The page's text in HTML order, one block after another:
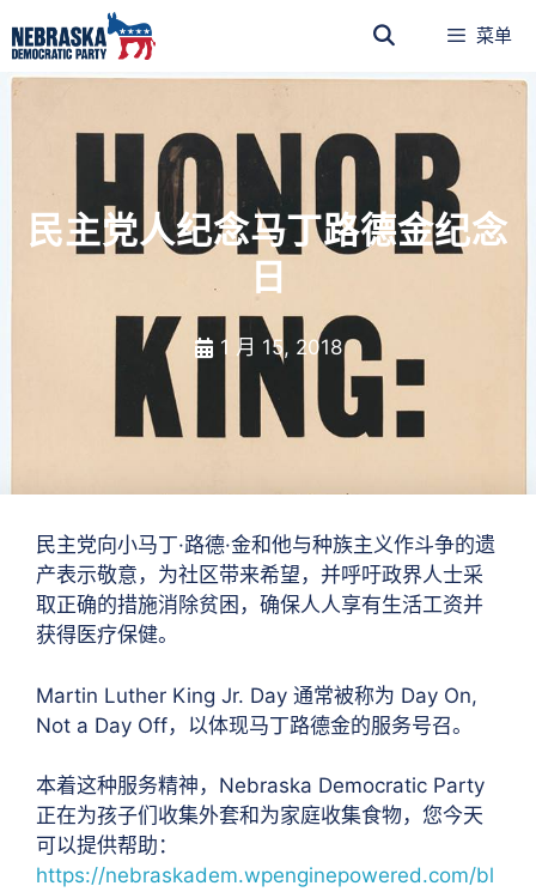
菜单
民主党人纪念马丁路德金纪念
日
1 月 15, 2018
民主党向小马丁·路德·金和他与种族主义作斗争的遗
产表示敬意，为社区带来希望，并呼吁政界人士采
取正确的措施消除贫困，确保人人享有生活工资并
获得医疗保健。
Martin Luther King Jr. Day 通常被称为 Day On,
Not a Day Off，以体现马丁路德金的服务号召。
本着这种服务精神，Nebraska Democratic Party
正在为孩子们收集外套和为家庭收集食物，您今天
可以提供帮助：
https://nebraskadem.wpenginepowered.com/bl